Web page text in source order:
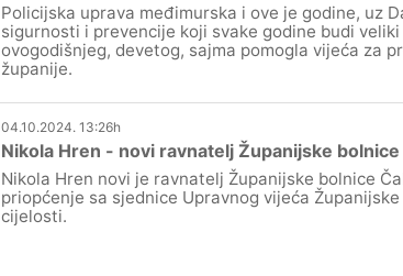
Policijska uprava međimurska i ove je godine, uz
sigurnosti i prevencije koji svake godine budi
ovogodišnjeg, devetog, sajma pomogla vijeća za
županije.
04.10.2024. 13:26h
Nikola Hren - novi ravnatelj Županijske
Nikola Hren novi je ravnatelj Županijske bolnice
priopćenje sa sjednice Upravnog vijeća
cijelosti.